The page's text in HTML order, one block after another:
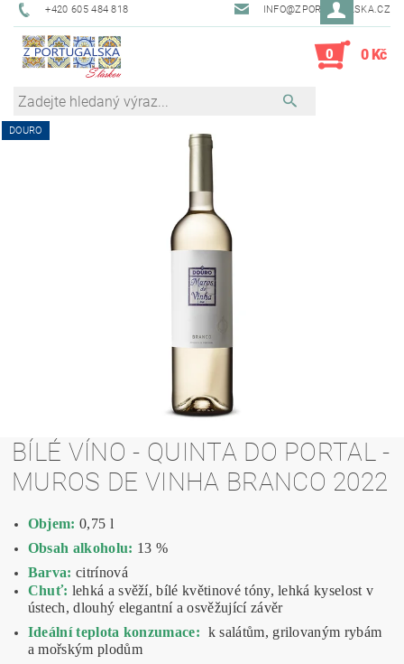
+420 605 484 818 INFO@ZPORTUGALSKA.CZ
0 0 Kč
DOURO
BÍLÉ VÍNO - QUINTA DO PORTAL -
MUROS DE VINHA BRANCO 2022
Objem: 0,75 l
Obsah alkoholu: 13 %
Barva: citrínová
Chuť: lehká a svěží, bílé květinové tóny, lehká kyselost v
ústech, dlouhý elegantní a osvěžující závěr
Ideální teplota konzumace: k salátům, grilovaným rybám
a mořským plodům